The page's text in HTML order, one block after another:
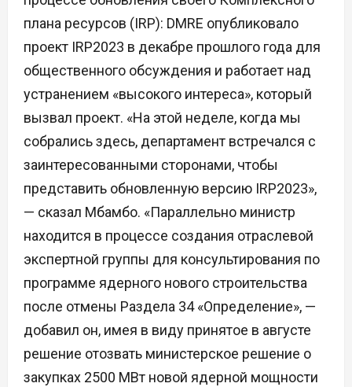
плана ресурсов (IRP): DMRE опубликовало
проект IRP2023 в декабре прошлого года для
общественного обсуждения и работает над
устранением «высокого интереса», который
вызвал проект. «На этой неделе, когда мы
собрались здесь, департамент встречался с
заинтересованными сторонами, чтобы
представить обновленную версию IRP2023»,
— сказал Мбамбо. «Параллельно министр
находится в процессе создания отраслевой
экспертной группы для консультирования по
программе ядерного нового строительства
после отмены Раздела 34 «Определение», —
добавил он, имея в виду принятое в августе
решение отозвать министерское решение о
закупках 2500 МВт новой ядерной мощности